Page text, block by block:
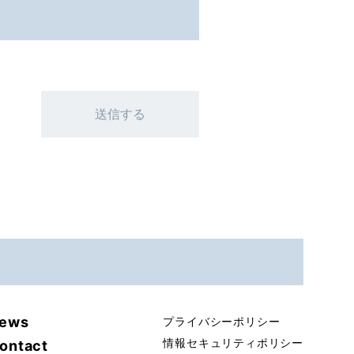
送信する
プライバシーポリシー
情報セキュリティポリシー